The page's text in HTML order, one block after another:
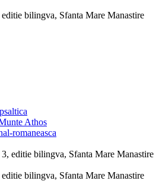
bilingva, Sfanta Mare Manastire
Athos
romaneasca
bilingva, Sfanta Mare Manastire